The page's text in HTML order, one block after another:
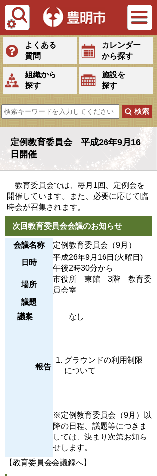
Tiếng Việt
よくある
質問
カレンダー
から探す
組織から
探す
施設を
探す
定例教育委員会 平成26年9月16
日開催
教育委員会では、毎月1回、定例会を
開催しています。また、必要に応じて臨
時会が召集されます。
次回教育委員会会議のお知らせ
会議名称 定例教育委員会（9月）
日時
平成26年9月16日(火曜日)
午後2時30分から
場所
市役所 東館 3階 教育委
員会室
議題
議案
なし
報告
グラウンドの利用制限
について
※定例教育委員会（9月）以
降の日程、議題等につきま
しては、決まり次第お知ら
せします。
【教育委員会会議録へ】